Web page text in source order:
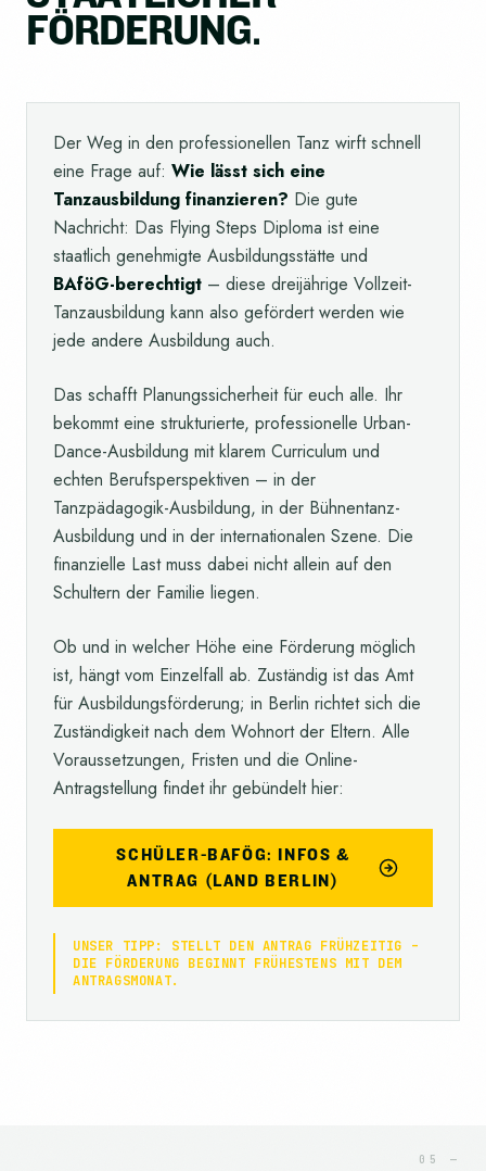
FÖRDERUNG.
Der Weg in den professionellen Tanz wirft schnell
eine Frage auf: Wie lässt sich eine
Tanzausbildung finanzieren? Die gute
Nachricht: Das Flying Steps Diploma ist eine
staatlich genehmigte Ausbildungsstätte und
BAföG-berechtigt – diese dreijährige Vollzeit-
Tanzausbildung kann also gefördert werden wie
jede andere Ausbildung auch.
Das schafft Planungssicherheit für euch alle. Ihr
bekommt eine strukturierte, professionelle Urban-
Dance-Ausbildung mit klarem Curriculum und
echten Berufsperspektiven – in der
Tanzpädagogik-Ausbildung, in der Bühnentanz-
Ausbildung und in der internationalen Szene. Die
finanzielle Last muss dabei nicht allein auf den
Schultern der Familie liegen.
Ob und in welcher Höhe eine Förderung möglich
ist, hängt vom Einzelfall ab. Zuständig ist das Amt
für Ausbildungsförderung; in Berlin richtet sich die
Zuständigkeit nach dem Wohnort der Eltern. Alle
Voraussetzungen, Fristen und die Online-
Antragstellung findet ihr gebündelt hier:
SCHÜLER-BAFÖG: INFOS &
ANTRAG (LAND BERLIN)
UNSER TIPP: STELLT DEN ANTRAG FRÜHZEITIG –
DIE FÖRDERUNG BEGINNT FRÜHESTENS MIT DEM
ANTRAGSMONAT.